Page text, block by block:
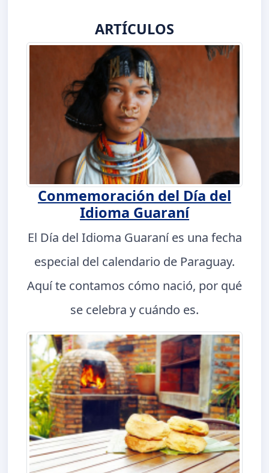
ARTÍCULOS
Conmemoración del Día del
Idioma Guaraní
El Día del Idioma Guaraní es una fecha
especial del calendario de Paraguay.
Aquí te contamos cómo nació, por qué
se celebra y cuándo es.